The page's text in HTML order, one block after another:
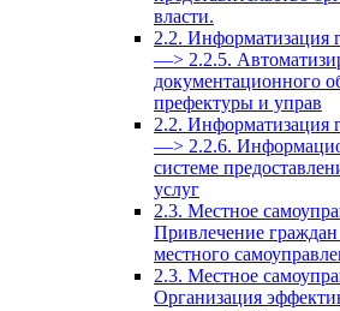
власти.
2.2. Информатизация
—> 2.2.5.
документационного
префектуры и управ
2.2. Информатизация
—> 2.2.6.
системе
услуг
2.3. Местное
Привлечение граждан
местного
2.3. Местное
Организация